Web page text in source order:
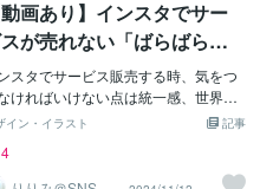
返してしまうんです。成功はアート
感やひらめき）、失敗はサイエンス
確な理由がある）。つまり、失敗に
ず原因があるということ。江戸時代
浦静山という武術家の言葉で、「勝
不思議の勝ちあり。負けに不思議の
の野村克也監督もこの言葉を引用し
ました。簡単に言うと、負ける理由
動画あり】インスタでサー
が売れない「ばらばらデ
ン」
スタでサービス販売する時、気をつ
ければいけない点は統一感、世界観
。この世界観はアカウントの第一印
トなどを統一することがインスタグ
で魅力的な投稿を作るための重要な
記事
イン・イラスト
4